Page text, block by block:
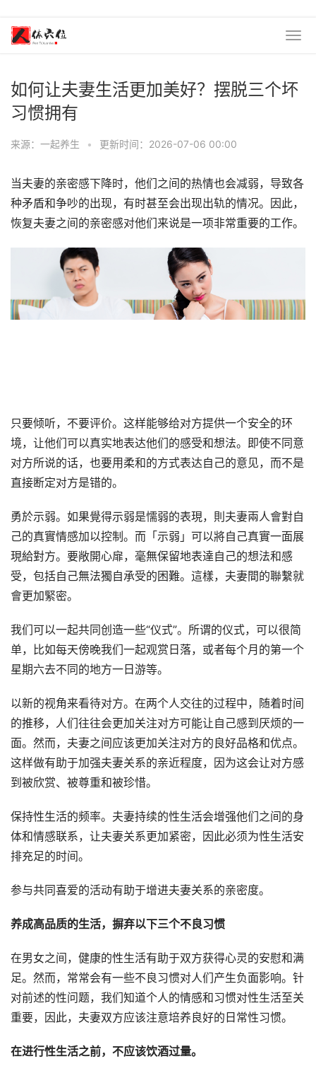
如何让夫妻生活更加美好？摆脱三个坏
习惯拥有
来源：一起养生 • 更新时间：2026-07-06 00:00
当夫妻的亲密感下降时，他们之间的热情也会减弱，导致各
种矛盾和争吵的出现，有时甚至会出现出轨的情况。因此，
恢复夫妻之间的亲密感对他们来说是一项非常重要的工作。
只要倾听，不要评价。这样能够给对方提供一个安全的环
境，让他们可以真实地表达他们的感受和想法。即使不同意
对方所说的话，也要用柔和的方式表达自己的意见，而不是
直接断定对方是错的。
勇於示弱。如果覺得示弱是懦弱的表現，則夫妻兩人會對自
己的真實情感加以控制。而「示弱」可以將自己真實一面展
現給對方。要敞開心扉，毫無保留地表達自己的想法和感
受，包括自己無法獨自承受的困難。這樣，夫妻間的聯繫就
會更加緊密。
我们可以一起共同创造一些“仪式”。所谓的仪式，可以很简
单，比如每天傍晚我们一起观赏日落，或者每个月的第一个
星期六去不同的地方一日游等。
以新的视角来看待对方。在两个人交往的过程中，随着时间
的推移，人们往往会更加关注对方可能让自己感到厌烦的一
面。然而，夫妻之间应该更加关注对方的良好品格和优点。
这样做有助于加强夫妻关系的亲近程度，因为这会让对方感
到被欣赏、被尊重和被珍惜。
保持性生活的频率。夫妻持续的性生活会增强他们之间的身
体和情感联系，让夫妻关系更加紧密，因此必须为性生活安
排充足的时间。
参与共同喜爱的活动有助于增进夫妻关系的亲密度。
养成高品质的生活，摒弃以下三个不良习惯
在男女之间，健康的性生活有助于双方获得心灵的安慰和满
足。然而，常常会有一些不良习惯对人们产生负面影响。针
对前述的性问题，我们知道个人的情感和习惯对性生活至关
重要，因此，夫妻双方应该注意培养良好的日常性习惯。
在进行性生活之前，不应该饮酒过量。